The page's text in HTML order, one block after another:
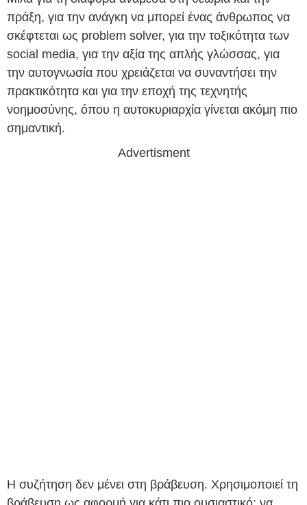
πράξη, για την ανάγκη να μπορεί ένας άνθρωπος να
σκέφτεται ως problem solver, για την τοξικότητα των
social media, για την αξία της απλής γλώσσας, για
την αυτογνωσία που χρειάζεται να συναντήσει την
πρακτικότητα και για την εποχή της τεχνητής
νοημοσύνης, όπου η αυτοκυριαρχία γίνεται ακόμη πιο
σημαντική.
Advertisment
Η συζήτηση δεν μένει στη βράβευση. Χρησιμοποιεί τη